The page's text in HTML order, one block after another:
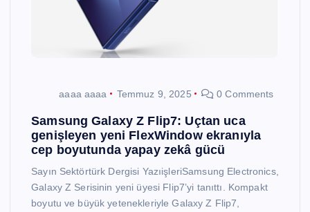
aaaa aaaa Temmuz 9, 2025 0 Comments
Samsung Galaxy Z Flip7: Uçtan uca
genişleyen yeni FlexWindow ekranıyla
cep boyutunda yapay zekâ gücü
Sayın Sektörtürk Dergisi YazıişleriSamsung Electronics,
Galaxy Z Serisinin yeni üyesi Flip7’yi tanıttı. Kompakt
boyutu ve büyük yetenekleriyle Galaxy Z Flip7,